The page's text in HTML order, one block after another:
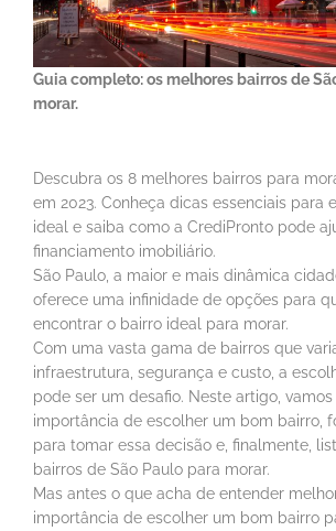
Guia completo: os melhores bairros de
morar.
Descubra os 8 melhores bairros para
em 2023. Conheça dicas essenciais para
ideal e saiba como a CrediPronto pode
financiamento imobiliário.
São Paulo, a maior e mais dinâmica
oferece uma infinidade de opções para
encontrar o bairro ideal para morar.
Com uma vasta gama de bairros que
infraestrutura, segurança e custo, a
pode ser um desafio. Neste artigo,
importância de escolher um bom bairro,
para tomar essa decisão e, finalmente,
bairros de São Paulo para morar.
Mas antes o que acha de entender
importância de escolher um bom bairro